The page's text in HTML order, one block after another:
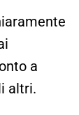
a
altri.